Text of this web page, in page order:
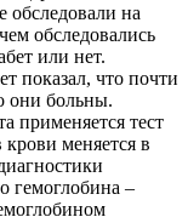
обследовали на
обследовались
или нет.
показал, что почти
они больны.
применяется тест
меняется в
гемоглобина –